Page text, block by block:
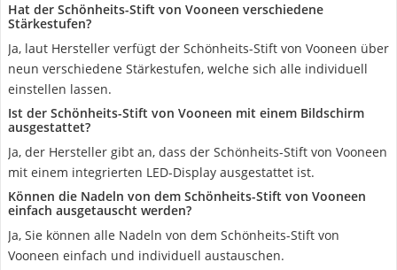
Hat der Schönheits-Stift von Vooneen verschiedene
Stärkestufen?
Ja, laut Hersteller verfügt der Schönheits-Stift von Vooneen über
neun verschiedene Stärkestufen, welche sich alle individuell
einstellen lassen.
Ist der Schönheits-Stift von Vooneen mit einem Bildschirm
ausgestattet?
Ja, der Hersteller gibt an, dass der Schönheits-Stift von Vooneen
mit einem integrierten LED-Display ausgestattet ist.
Können die Nadeln von dem Schönheits-Stift von Vooneen
einfach ausgetauscht werden?
Ja, Sie können alle Nadeln von dem Schönheits-Stift von
Vooneen einfach und individuell austauschen.